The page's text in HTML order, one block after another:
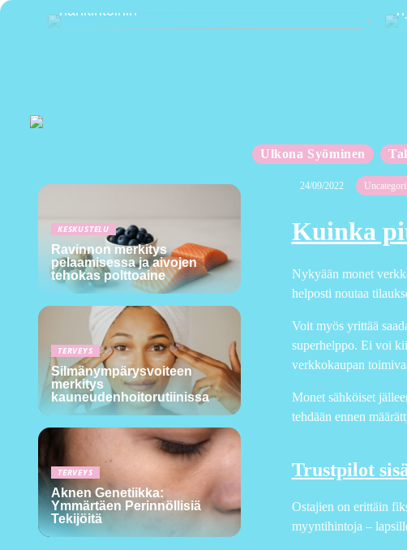
hankintoihin
Ulkona Syöminen
24/09/2022
Kuinka
Nykyään monet
helposti noutaa
Voit myös yrittää
superhelppo. Ei voi
verkkokaupan
Monet sähköiset
tehdään ennen
Trustpilot
Ostajien on erittäin
myyntihintoja –
KESKUSTELU
Ravinnon merkitys
pelaamisessa ja aivojen
tehokas polttoaine
TERVEYS
Silmänympärysvoiteen
merkitys
kauneudenhoitorutiinissa
TERVEYS
Aknen Genetiikka:
Ymmärtäen Perinnöllisiä
Tekijöitä